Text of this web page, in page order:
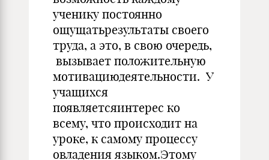
ученику постоянно
ощущатьрезультаты своего
труда, а это, в свою очередь,
вызывает положительную
мотивациюдеятельности. У
учащихся
появляетсяинтерес ко
всему, что происходит на
уроке, к самому процессу
овладения языком.Этому